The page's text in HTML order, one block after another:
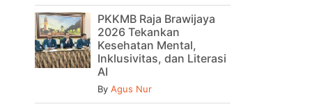
PKKMB Raja Brawijaya
2026 Tekankan
Kesehatan Mental,
Inklusivitas, dan Literasi
AI
By Agus Nur